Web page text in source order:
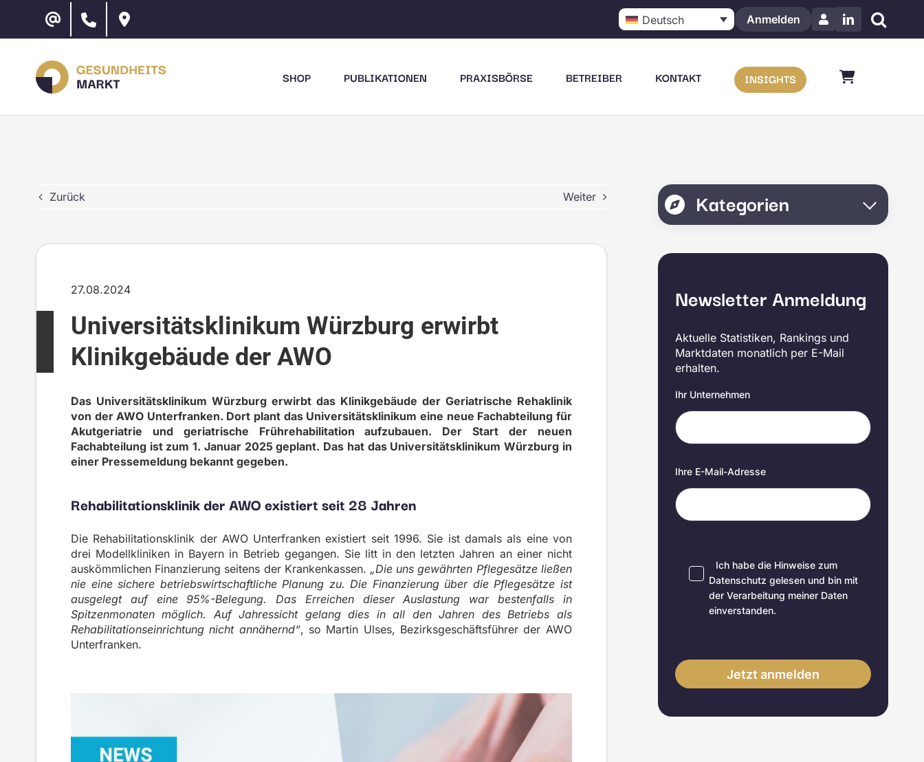
springen
Deutsch Anmelden LinkedIn
SHOP PUBLIKATIONEN PRAXISBÖRSE BETREIBER KONTAKT INSIGHTS
Zurück Weiter
27.08.2024
Universitätsklinikum Würzburg erwirbt
Klinikgebäude der AWO
Das Universitätsklinikum Würzburg erwirbt das Klinikgebäude der Geriatrische Rehaklinik
von der AWO Unterfranken. Dort plant das Universitätsklinikum eine neue Fachabteilung für
Akutgeriatrie und geriatrische Frührehabilitation aufzubauen. Der Start der neuen
Fachabteilung ist zum 1. Januar 2025 geplant. Das hat das Universitätsklinikum Würzburg in
einer Pressemeldung bekannt gegeben.
Rehabilitationsklinik der AWO existiert seit 28 Jahren
Die Rehabilitationsklinik der AWO Unterfranken existiert seit 1996. Sie ist damals als eine von
drei Modellkliniken in Bayern in Betrieb gegangen. Sie litt in den letzten Jahren an einer nicht
auskömmlichen Finanzierung seitens der Krankenkassen. „Die uns gewährten Pflegesätze ließen
nie eine sichere betriebswirtschaftliche Planung zu. Die Finanzierung über die Pflegesätze ist
ausgelegt auf eine 95%-Belegung. Das Erreichen dieser Auslastung war bestenfalls in
Spitzenmonaten möglich. Auf Jahressicht gelang dies in all den Jahren des Betriebs als
Rehabilitationseinrichtung nicht annähernd“, so Martin Ulses, Bezirksgeschäftsführer der AWO
Unterfranken.
Kategorien
Newsletter Anmeldung
Aktuelle Statistiken, Rankings und
Marktdaten monatlich per E-Mail
erhalten.
Ihr Unternehmen
Ihre E-Mail-Adresse
Ich habe die Hinweise zum
Datenschutz gelesen und bin mit
der Verarbeitung meiner Daten
einverstanden.